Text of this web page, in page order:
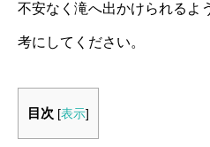
不安なく滝へ出かけられるよ
考にしてください。
目次 [表示]